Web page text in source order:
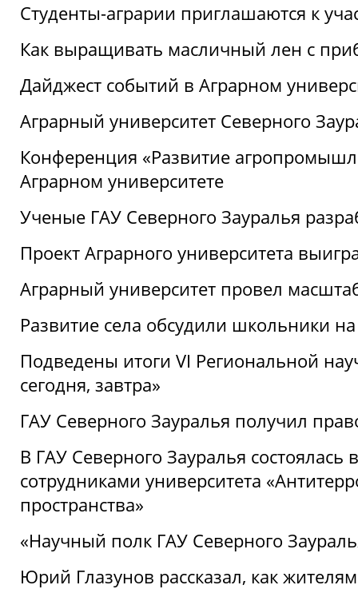
Студенты-аграрии приглашаются к
Как выращивать масличный лен с
Дайджест событий в Аграрном
Аграрный университет Северного
Конференция «Развитие
Аграрном университете
Ученые ГАУ Северного Зауралья
Проект Аграрного университета
Аграрный университет провел
Развитие села обсудили школьники
Подведены итоги VI Региональной
сегодня, завтра»
ГАУ Северного Зауралья получил
В ГАУ Северного Зауралья состоялась
сотрудниками университета
пространства»
«Научный полк ГАУ Северного
Юрий Глазунов рассказал, как